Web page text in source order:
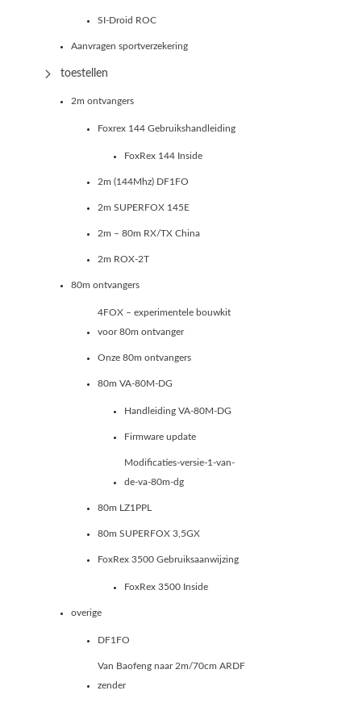
SI-Droid ROC
Aanvragen sportverzekering
toestellen
2m ontvangers
Foxrex 144 Gebruikshandleiding
FoxRex 144 Inside
2m (144Mhz) DF1FO
2m SUPERFOX 145E
2m – 80m RX/TX China
2m ROX-2T
80m ontvangers
4FOX – experimentele bouwkit
voor 80m ontvanger
Onze 80m ontvangers
80m VA-80M-DG
Handleiding VA-80M-DG
Firmware update
Modificaties-versie-1-van-
de-va-80m-dg
80m LZ1PPL
80m SUPERFOX 3,5GX
FoxRex 3500 Gebruiksaanwijzing
FoxRex 3500 Inside
overige
DF1FO
Van Baofeng naar 2m/70cm ARDF
zender